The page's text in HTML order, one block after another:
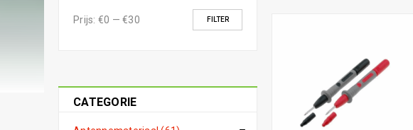
FILTER
Prijs: €0 — €30
CATEGORIE